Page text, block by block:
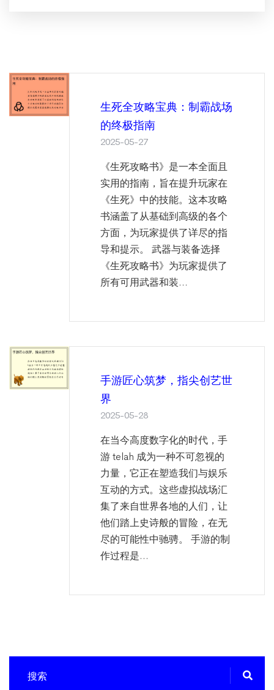
生死全攻略宝典：制霸战场
的终极指南
2025-05-27
《生死攻略书》是一本全面且
实用的指南，旨在提升玩家在
《生死》中的技能。这本攻略
书涵盖了从基础到高级的各个
方面，为玩家提供了详尽的指
导和提示。 武器与装备选择
《生死攻略书》为玩家提供了
所有可用武器和装...
手游匠心筑梦，指尖创艺世
界
2025-05-28
在当今高度数字化的时代，手
游 telah 成为一种不可忽视的
力量，它正在塑造我们与娱乐
互动的方式。这些虚拟战场汇
集了来自世界各地的人们，让
他们踏上史诗般的冒险，在无
尽的可能性中驰骋。 手游的制
作过程是...